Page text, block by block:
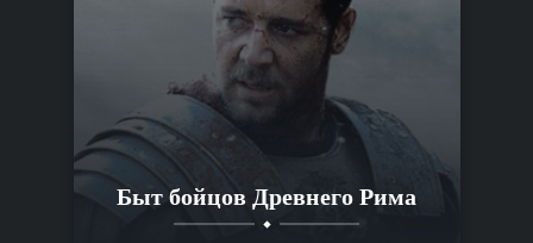
Быт бойцов Древнего Рима